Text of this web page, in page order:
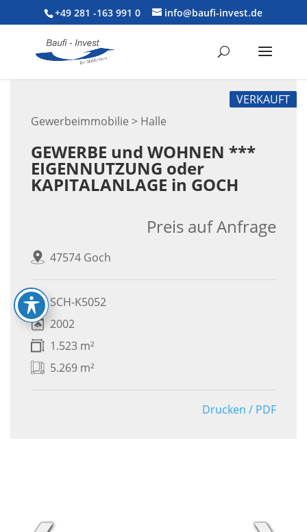
+49 281 -163 991 0 info@baufi-invest.de
Gewerbeimmobilie > Halle
VERKAUFT
GEWERBE und WOHNEN ***
EIGENNUTZUNG oder
KAPITALANLAGE in GOCH
47574 Goch
Preis auf Anfrage
SCH-K5052
2002
1.523 m²
5.269 m²
Drucken / PDF